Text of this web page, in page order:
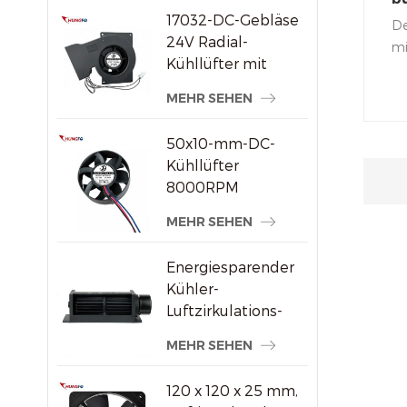
17032-DC-Gebläse
24V Radial-
Kühllüfter mit
Druck
MEHR SEHEN
50x10-mm-DC-
Kühllüfter
8000RPM
Bürstenloser
kleine
elektronische
Geräte
MEHR SEHEN
Energiesparender
Kühler-
Luftzirkulations-
aus Kunststoff
MEHR SEHEN
120 x 120 x 25 mm,